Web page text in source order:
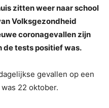
zitten weer naar school
Volksgezondheid
coronagevallen zijn
de tests positief was.
gevallen op een
22 oktober.